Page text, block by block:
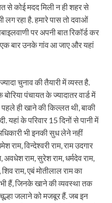
से कोई मदद मिली न ही शहर से
लग रहा है. हमारे पास तो दवाओं
पर अपनी बात रिकॉर्ड कर
बार उनके गांव आ जाए और यहां
चुनाव की तैयारी में व्यस्त है.
बोरिया पंचायत के ज्यादातर वार्ड में
पहले ही खाने की किल्लत थी, बाकी
के परिवार 15 दिनों से पानी में
भी इनकी सुध लेने नहीं
राम, विन्देश्वरी राम, राम उदगार
अवधेश राम, सुरेश राम, धर्मदेव राम,
राम, एबं मोतीलाल राम का
हैं, जिनके खाने की व्यवस्था तक
चूल्हा जलाने को मजबूर हैं. जब इन